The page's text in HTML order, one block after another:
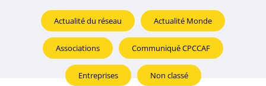
Actualité du réseau Actualité Monde
Associations Communiqué CPCCAF
Entreprises Non classé